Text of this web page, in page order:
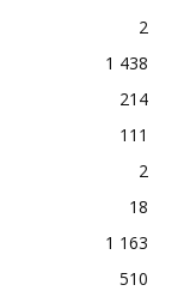
2
1 438
214
111
2
18
1 163
510